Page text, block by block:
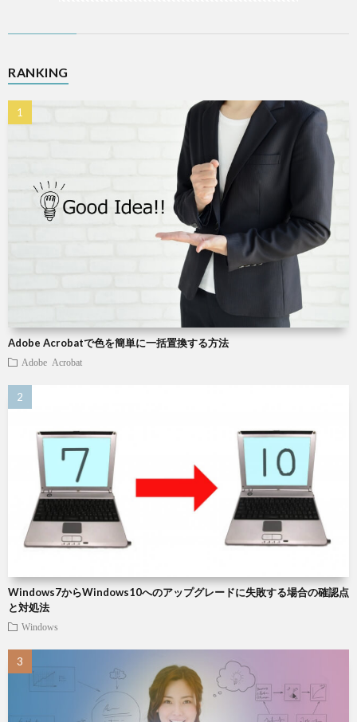
RANKING
Adobe Acrobatで色を簡単に一括置換する方法
Adobe Acrobat
Windows7からWindows10へのアップグレードに失敗する場合の確認点
と対処法
Windows